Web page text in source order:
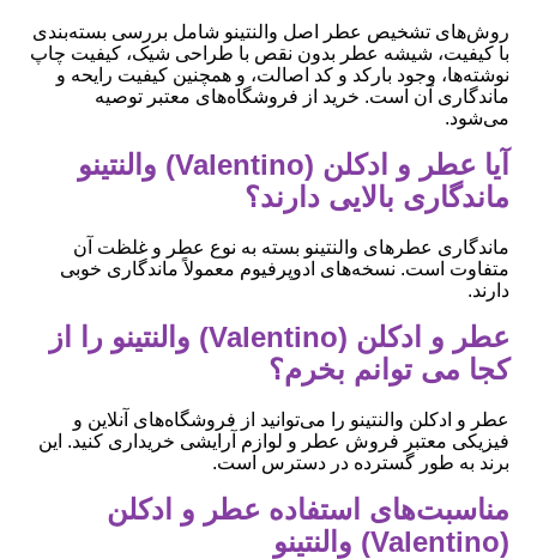
روش‌های تشخیص عطر اصل والنتینو شامل بررسی بسته‌بندی
با کیفیت، شیشه عطر بدون نقص با طراحی شیک، کیفیت چاپ
نوشته‌ها، وجود بارکد و کد اصالت، و همچنین کیفیت رایحه و
ماندگاری آن است. خرید از فروشگاه‌های معتبر توصیه
می‌شود.
آیا عطر و ادکلن (Valentino) والنتینو
ماندگاری بالایی دارند؟
ماندگاری عطرهای والنتینو بسته به نوع عطر و غلظت آن
متفاوت است. نسخه‌های ادوپرفیوم معمولاً ماندگاری خوبی
دارند.
عطر و ادکلن (Valentino) والنتینو را از
کجا می توانم بخرم؟
عطر و ادکلن والنتینو را می‌توانید از فروشگاه‌های آنلاین و
فیزیکی معتبر فروش عطر و لوازم آرایشی خریداری کنید. این
برند به طور گسترده در دسترس است.
مناسبت‌های استفاده عطر و ادکلن
(Valentino) والنتینو